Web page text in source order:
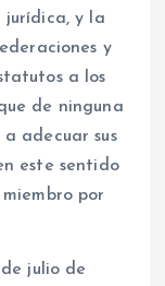
jurídica, y la
y
a los
de ninguna
adecuar sus
este sentido
por
julio de